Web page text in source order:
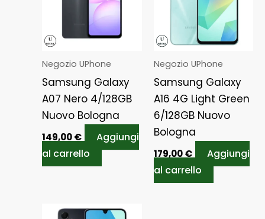
Negozio UPhone
Samsung Galaxy
A07 Nero 4/128GB
Nuovo Bologna
149,00€
Aggiungi
al carrello
Negozio UPhone
Samsung Galaxy
A16 4G Light Green
6/128GB Nuovo
Bologna
179,00€
Aggiungi
al carrello